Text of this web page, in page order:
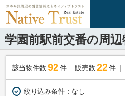
学園前駅前交番の周
該当物件数 92件 販売数 22 件
絞り込み条件： なし